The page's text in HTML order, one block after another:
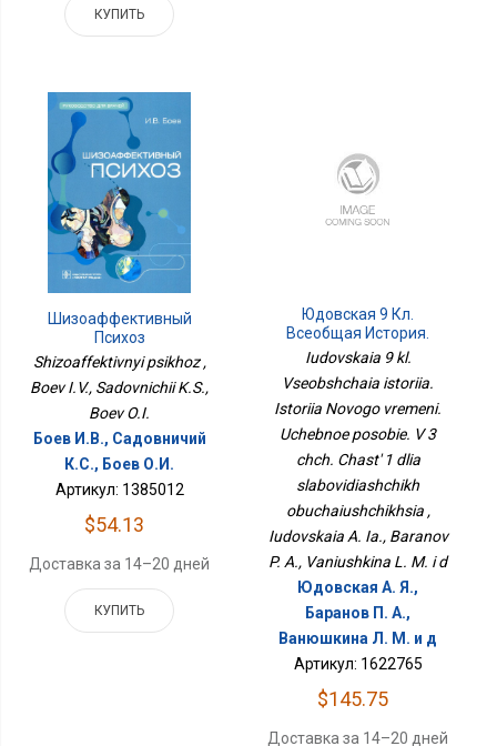
КУПИТЬ
Шизоаффективный
Психоз
Shizoaffektivnyi psikhoz ,
Boev I.V., Sadovnichii K.S.,
Boev O.I.
Боев И.В., Садовничий
К.С., Боев О.И.
Артикул: 1385012
$54.13
Доставка за 14–20 дней
КУПИТЬ
Юдовская 9 Кл.
Всеобщая История.
История Нового
Пособие. В 3 Чч. Часть 1
Для Слабовидящих
Обучающихся
Iudovskaia 9 kl.
Vseobshchaia istoriia.
Istoriia Novogo vremeni.
Uchebnoe posobie. V 3
chch. Chast' 1 dlia
slabovidiashchikh
obuchaiushchikhsia ,
Iudovskaia A. Ia., Baranov
P. A., Vaniushkina L. M. i d
Юдовская А. Я.,
Баранов П. А.,
Ванюшкина Л. М. и д
Артикул: 1622765
$145.75
Доставка за 14–20 дней